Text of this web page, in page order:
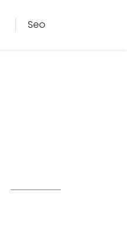
Seo